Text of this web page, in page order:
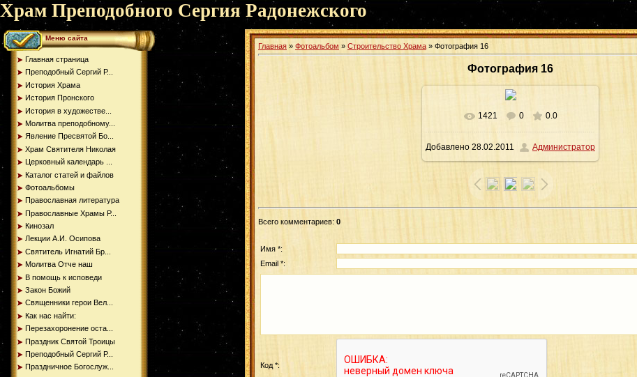
Храм Преподобного Сергия Радонежского
Меню сайта
Главная страница
Преподобный Сергий Р...
История Храма
История Пронского
История в художестве...
Молитва преподобному...
Явление Пресвятой Бо...
Храм Святителя Николая
Церковный календарь ...
Каталог статей и файлов
Фотоальбомы
Православная литература
Православные Храмы Р...
Кинозал
Лекции А.И. Осипова
Святитель Игнатий Бр...
Молитва Отче наш
В помощь к исповеди
Закон Божий
Священники герои Вел...
Как нас найти:
Перезахоронение оста...
Праздник Святой Троицы
Преподобный Сергий Р...
Праздничное Богослуж...
Главная » Фотоальбом » Строительство Храма » Фотография 16
Фотография 16
В реальном размере 1600x1200
227.2Kb
1421 0 0.0
Добавлено 28.02.2011 Администратор
Всего комментариев: 0
Имя *:
Email *:
Код *: